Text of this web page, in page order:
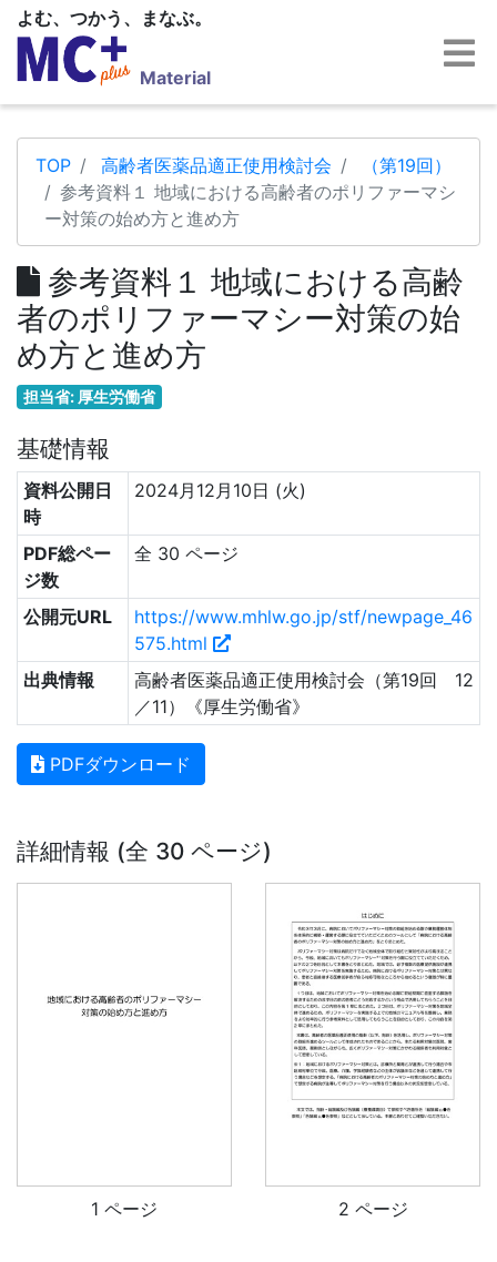
よむ、つかう、まなぶ。
Material
TOP 高齢者医薬品適正使用検討会
（第19回）
参考資料１ 地域における高齢者のポリファーマシ
ー対策の始め方と進め方
参考資料１ 地域における高齢
者のポリファーマシー対策の始
め方と進め方
担当省: 厚生労働省
基礎情報
資料公開日
時
2024月12月10日 (火)
PDF総ペー
ジ数
全 30 ページ
公開元URL
https://www.mhlw.go.jp/stf/newpage_46
575.html
出典情報
高齢者医薬品適正使用検討会（第19回 12
／11）《厚生労働省》
PDFダウンロード
詳細情報 (全 30 ページ)
1 ページ 2 ページ